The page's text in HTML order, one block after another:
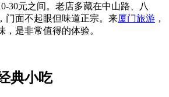
30元之间。老店多藏在中山路、八
门面不起眼但味道正宗。来厦门旅游 ，
是非常值得的体验。
典小吃